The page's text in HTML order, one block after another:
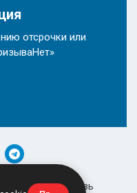
отсрочки или
Обратная связь